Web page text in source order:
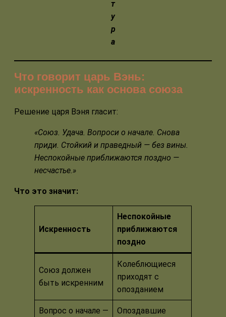
т
у
р
а
Что говорит царь Вэнь:
искренность как основа союза
Решение царя Вэня гласит:
«Союз. Удача. Вопроси о начале. Снова
приди. Стойкий и праведный — без вины.
Неспокойные приближаются поздно —
несчастье.»
Что это значит:
Искренность
Неспокойные
приближаются
поздно
Союз должен
быть искренним
Колеблющиеся
приходят с
опозданием
Вопрос о начале —
Опоздавшие